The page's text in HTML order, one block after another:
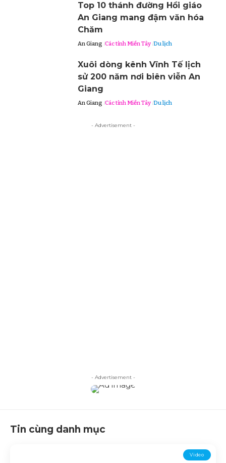
Top 10 thánh đường Hồi giáo
An Giang mang đậm văn hóa
Chăm
An Giang Các tỉnh Miền Tây Du lịch
Xuôi dòng kênh Vĩnh Tế lịch
sử 200 năm nơi biên viễn An
Giang
An Giang Các tỉnh Miền Tây Du lịch
- Advertisement -
- Advertisement -
Tin cùng danh mục
Video